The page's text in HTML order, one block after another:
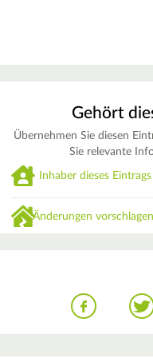
Gehört
Übernehmen Sie diesen
Sie relevante
Inhaber dieses
Änderungen vorschlagen